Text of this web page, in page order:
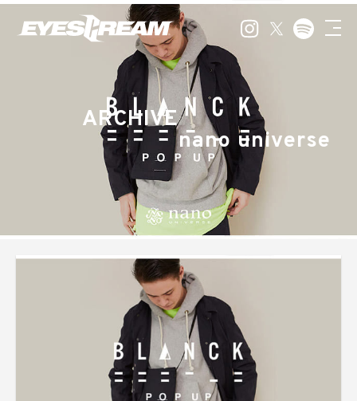
ARCHIVE
nano universe